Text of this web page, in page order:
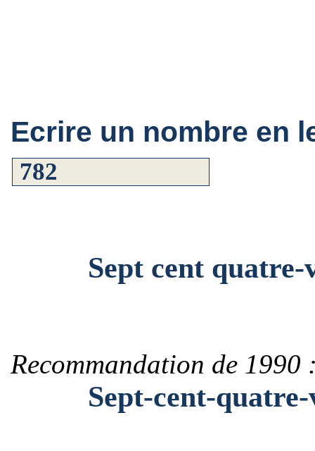
Ecrire un nombre en
Sept cent quatre-
Recommandation de 1990
Sept-cent-quatre-